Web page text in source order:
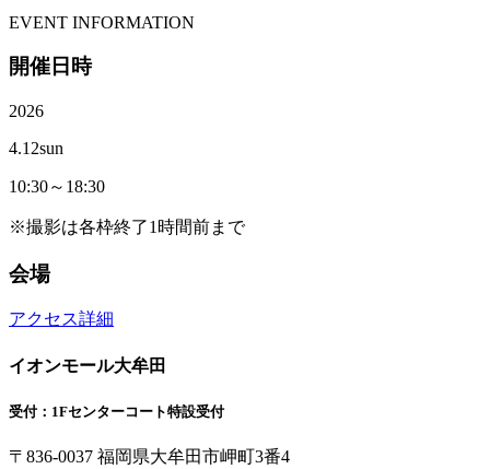
EVENT INFORMATION
開催日時
2026
4.12sun
10:30～18:30
※撮影は各枠終了1時間前まで
会場
アクセス詳細
イオンモール大牟田
受付：1Fセンターコート特設受付
〒836-0037 福岡県大牟田市岬町3番4